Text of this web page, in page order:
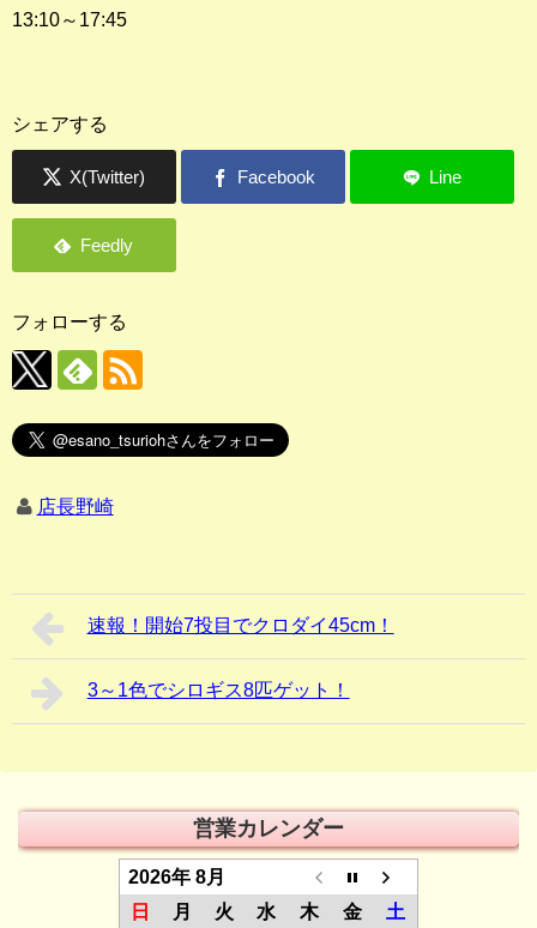
13:10～17:45
シェアする
フォローする
店長野崎
速報！開始7投目でクロダイ45cm！
3～1色でシロギス8匹ゲット！
営業カレンダー
2026年 8月
日
月 火 水 木 金
土